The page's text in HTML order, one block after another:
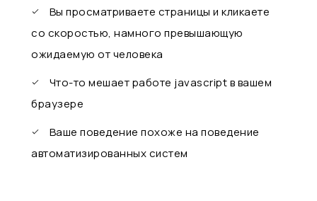
Вы просматриваете страницы и кликаете
со скоростью, намного превышающую
ожидаемую от человека
Что-то мешает работе javascript в вашем
браузере
Ваше поведение похоже на поведение
автоматизированных систем